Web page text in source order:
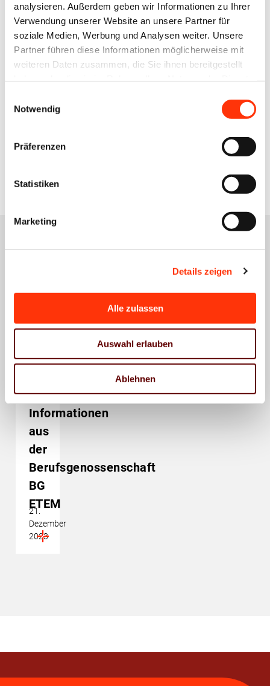
analysieren. Außerdem geben wir Informationen zu Ihrer
Verwendung unserer Website an unsere Partner für
soziale Medien, Werbung und Analysen weiter. Unsere
Partner führen diese Informationen möglicherweise mit
weiteren Daten zusammen, die Sie ihnen bereitgestellt
Notwendig
Präferenzen
Statistiken
Marketing
Details zeigen
Alle zulassen
Auswahl erlauben
Ablehnen
Ansprechpartner
Marc Bening
Das könnte Sie auch
interessieren
Berufsgenossenschaft
Informationen
aus
der
Berufsgenossenschaft
BG
ETEM
21.
Dezember
2023